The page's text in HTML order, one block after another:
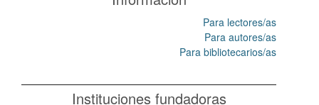
Para lectores/as
Para autores/as
Para bibliotecarios/as
Instituciones fundadoras